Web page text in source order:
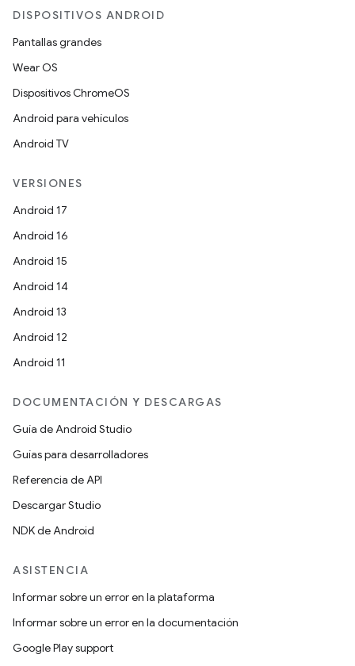
DISPOSITIVOS ANDROID
Pantallas grandes
Wear OS
Dispositivos ChromeOS
Android para vehículos
Android TV
VERSIONES
Android 17
Android 16
Android 15
Android 14
Android 13
Android 12
Android 11
DOCUMENTACIÓN Y DESCARGAS
Guía de Android Studio
Guías para desarrolladores
Referencia de API
Descargar Studio
NDK de Android
ASISTENCIA
Informar sobre un error en la plataforma
Informar sobre un error en la documentación
Google Play support